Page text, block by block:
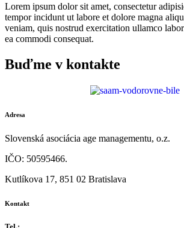
Lorem ipsum dolor sit amet, consectetur
tempor incidunt ut labore et dolore magna
veniam, quis nostrud exercitation ullamco
ea commodi consequat.
Buďme v kontakte
Adresa
Slovenská asociácia age managementu, o.z.
IČO: 50595466.
Kutlíkova 17, 851 02 Bratislava
Kontakt